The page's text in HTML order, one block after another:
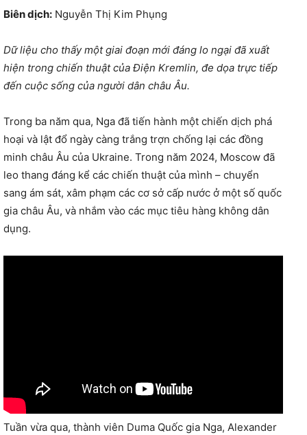
Biên dịch: Nguyễn Thị Kim Phụng
Dữ liệu cho thấy một giai đoạn mới đáng lo ngại đã xuất
hiện trong chiến thuật của Điện Kremlin, đe dọa trực tiếp
đến cuộc sống của người dân châu Âu.
Trong ba năm qua, Nga đã tiến hành một chiến dịch phá
hoại và lật đổ ngày càng trắng trợn chống lại các đồng
minh châu Âu của Ukraine. Trong năm 2024, Moscow đã
leo thang đáng kể các chiến thuật của mình – chuyển
sang ám sát, xâm phạm các cơ sở cấp nước ở một số quốc
gia châu Âu, và nhắm vào các mục tiêu hàng không dân
dụng.
Tuần vừa qua, thành viên Duma Quốc gia Nga, Alexander